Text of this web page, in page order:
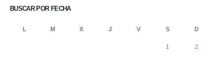
BUSCAR POR FECHA
L M X J V S D
1 2